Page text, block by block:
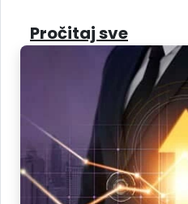
Pročitaj sve